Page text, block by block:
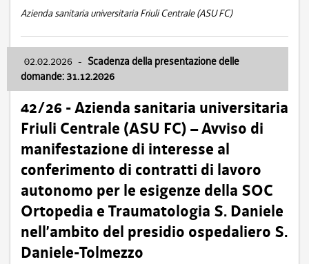
Azienda sanitaria universitaria Friuli Centrale (ASU FC)
02.02.2026 - Scadenza della presentazione delle
domande: 31.12.2026
42/26 - Azienda sanitaria universitaria
Friuli Centrale (ASU FC) – Avviso di
manifestazione di interesse al
conferimento di contratti di lavoro
autonomo per le esigenze della SOC
Ortopedia e Traumatologia S. Daniele
nell’ambito del presidio ospedaliero S.
Daniele-Tolmezzo